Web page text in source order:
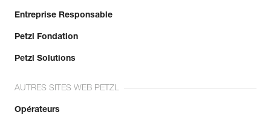
Entreprise Responsable
Petzl Fondation
Petzl Solutions
AUTRES SITES WEB PETZL
Opérateurs